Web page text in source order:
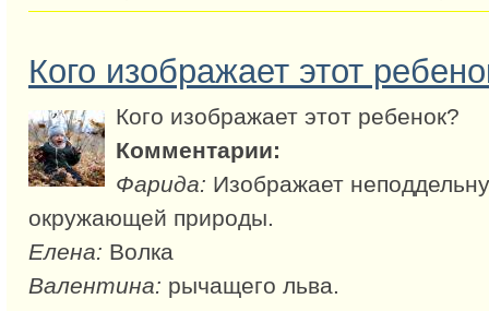
Кого изображает этот
Кого изображает этот ребенок?
Комментарии:
Фарида: Изображает
окружающей природы.
Елена: Волка
Валентина: рычащего льва.